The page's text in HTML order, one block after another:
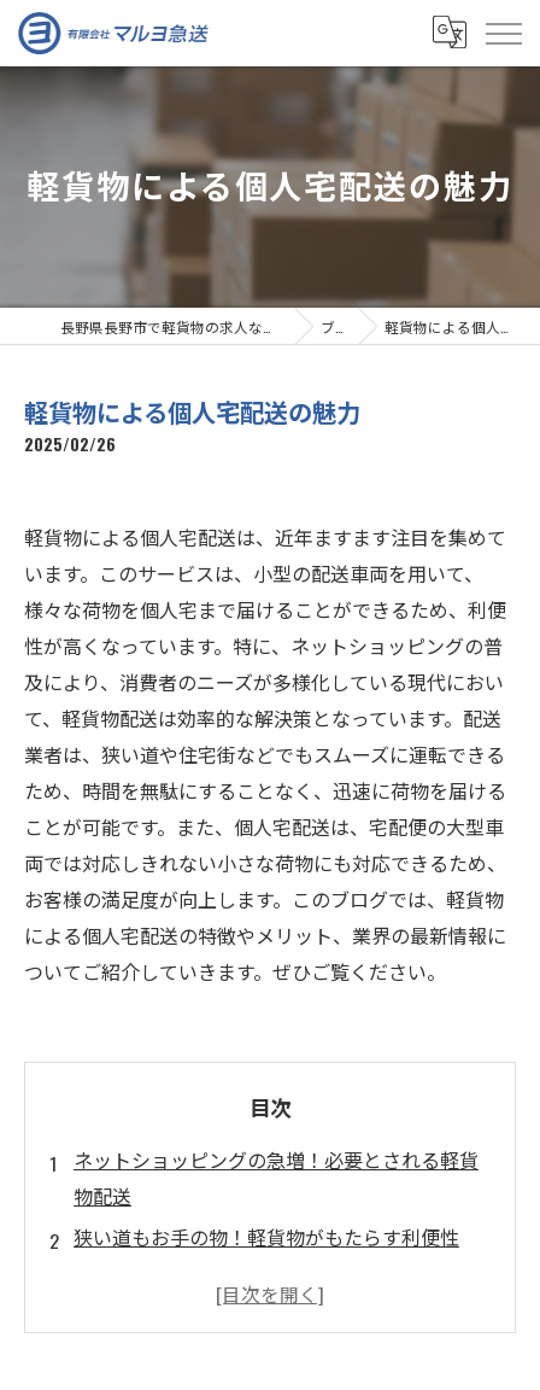
軽貨物による個人宅配送の魅力
ブログ 軽貨物による個人宅配送の魅力
軽貨物による個人宅配送の魅力
2025/02/26
軽貨物による個人宅配送は、近年ますます注目を集めて
います。このサービスは、小型の配送車両を用いて、
様々な荷物を個人宅まで届けることができるため、利便
性が高くなっています。特に、ネットショッピングの普
及により、消費者のニーズが多様化している現代におい
て、軽貨物配送は効率的な解決策となっています。配送
業者は、狭い道や住宅街などでもスムーズに運転できる
ため、時間を無駄にすることなく、迅速に荷物を届ける
ことが可能です。また、個人宅配送は、宅配便の大型車
両では対応しきれない小さな荷物にも対応できるため、
お客様の満足度が向上します。このブログでは、軽貨物
による個人宅配送の特徴やメリット、業界の最新情報に
ついてご紹介していきます。ぜひご覧ください。
目次
ネットショッピングの急増！必要とされる軽貨
物配送
狭い道もお手の物！軽貨物がもたらす利便性
小さな荷物に最適！個人宅配送の強みとは